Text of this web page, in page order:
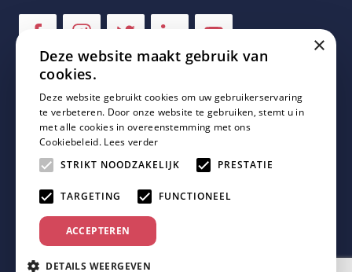
NIEUWSBRIEF
Schrijf je in voor onze nieuwsbrief en mis geen enkele
update van Plaza Padel!
×
Deze website maakt gebruik van
cookies.
Deze website gebruikt cookies om uw gebruikerservaring
te verbeteren. Door onze website te gebruiken, stemt u in
met alle cookies in overeenstemming met ons
Cookiebeleid. Lees verder
STRIKT NOODZAKELIJK
PRESTATIE
TARGETING FUNCTIONEEL
ACCEPTEREN
DETAILS WEERGEVEN